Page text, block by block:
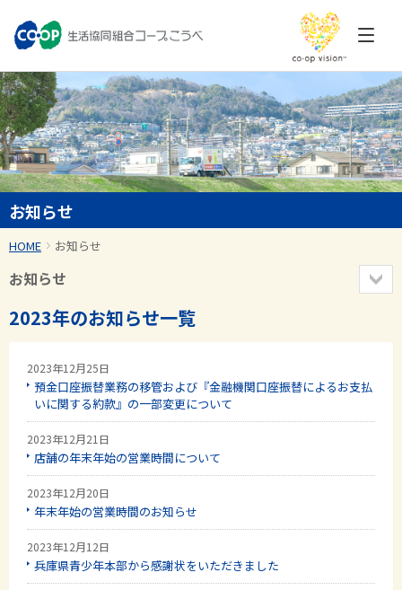
お知らせ
HOME お知らせ
お知らせ
2023年のお知らせ一覧
2023年12月25日
預金口座振替業務の移管および『金融機関口座振替によるお支払
いに関する約款』の一部変更について
2023年12月21日
店舗の年末年始の営業時間について
2023年12月20日
年末年始の営業時間のお知らせ
2023年12月12日
兵庫県青少年本部から感謝状をいただきました